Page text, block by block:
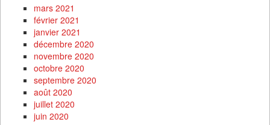
mars 2021
février 2021
janvier 2021
décembre 2020
novembre 2020
octobre 2020
septembre 2020
août 2020
juillet 2020
juin 2020